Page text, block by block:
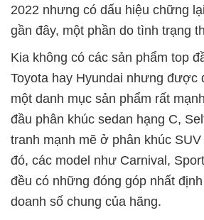
2022 nhưng có dấu hiệu chững
gần đây, một phần do tình trạng
Kia không có các sản phẩm top
Toyota hay Hyundai nhưng được
một danh mục sản phẩm rất
đầu phân khúc sedan hạng C,
tranh mạnh mẽ ở phân khúc
đó, các model như Carnival,
đều có những đóng góp nhất
doanh số chung của hãng.